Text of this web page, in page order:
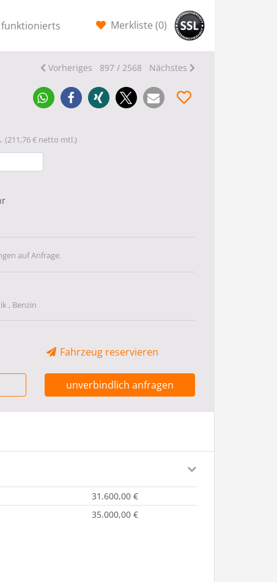
funktionierts Merkliste (0)
Vorheriges 897 / 2568 Nächstes
(211,76 € netto mtl.)
auf Anfrage.
, Benzin
Fahrzeug reservieren
unverbindlich anfragen
31.600,00 €
35.000,00 €